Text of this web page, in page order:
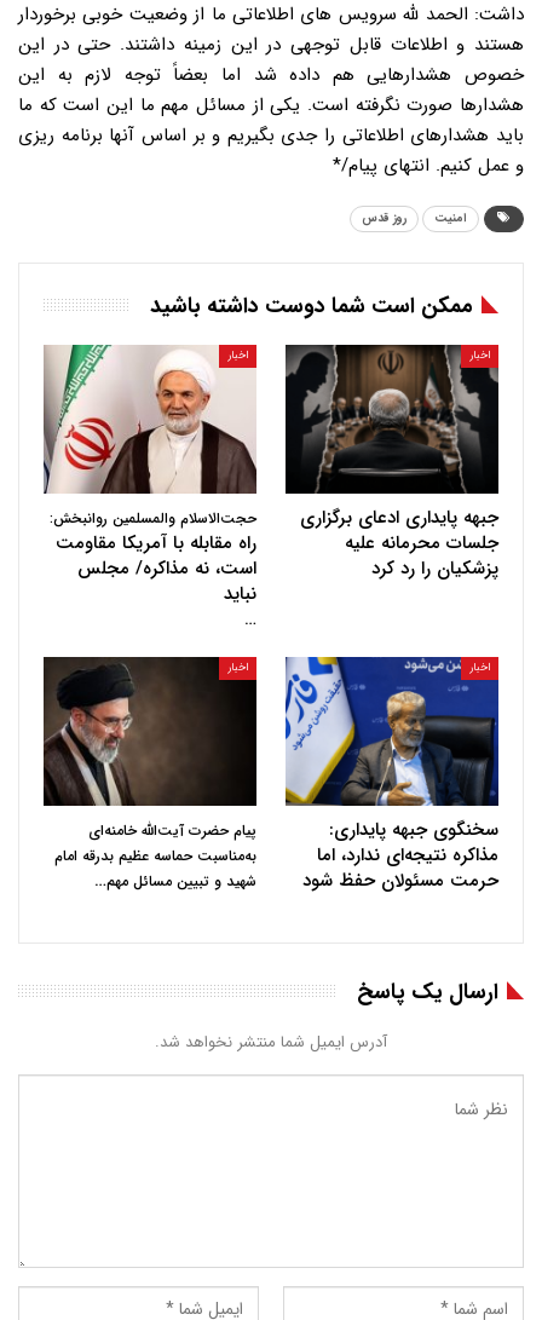
داشت: الحمد لله سرویس های اطلاعاتی ما از وضعیت خوبی برخوردار
هستند و اطلاعات قابل توجهی در این زمینه داشتند. حتی در این
خصوص هشدارهایی هم داده شد اما بعضاً توجه لازم به این
هشدارها صورت نگرفته است. یکی از مسائل مهم ما این است که ما
باید هشدارهای اطلاعاتی را جدی بگیریم و بر اساس آنها برنامه ریزی
و عمل کنیم. انتهای پیام/*
امنیت روز قدس
ممکن است شما دوست داشته باشید
اخبار
جبهه پایداری ادعای برگزاری
جلسات محرمانه علیه
پزشکیان را رد کرد
اخبار
حجت‌الاسلام والمسلمین روانبخش:
راه مقابله با آمریکا مقاومت
است، نه مذاکره/ مجلس
نباید
…
اخبار
سخنگوی جبهه پایداری:
مذاکره نتیجه‌ای ندارد، اما
حرمت مسئولان حفظ شود
اخبار
پیام حضرت آیت‌الله خامنه‌ای
به‌مناسبت حماسه عظیم بدرقه امام
شهید و تبیین مسائل مهم…
ارسال یک پاسخ
آدرس ایمیل شما منتشر نخواهد شد.